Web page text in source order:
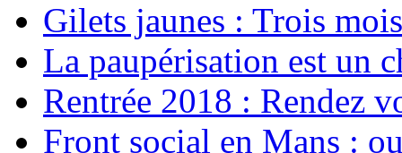
Gilets jaunes : Trois
La paupérisation est un
Rentrée 2018 : Rendez
Front social en Mans :